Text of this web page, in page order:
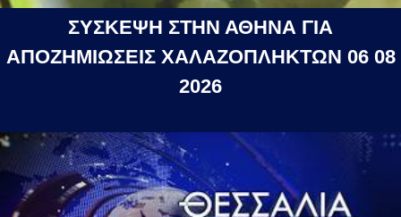
ΣΥΣΚΕΨΗ ΣΤΗΝ ΑΘΗΝΑ ΓΙΑ
ΑΠΟΖΗΜΙΩΣΕΙΣ ΧΑΛΑΖΟΠΛΗΚΤΩΝ 06 08
2026